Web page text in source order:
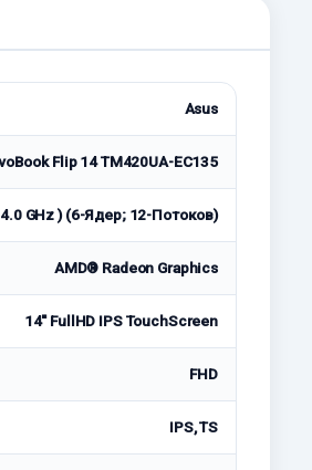
Asus
Flip 14 TM420UA-EC135
GHz ) (6-Ядер; 12-Потоков)
AMD® Radeon Graphics
14'' FullHD IPS TouchScreen
FHD
IPS, TS